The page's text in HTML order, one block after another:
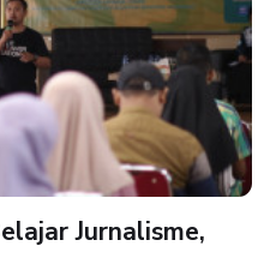
Jurnalisme,